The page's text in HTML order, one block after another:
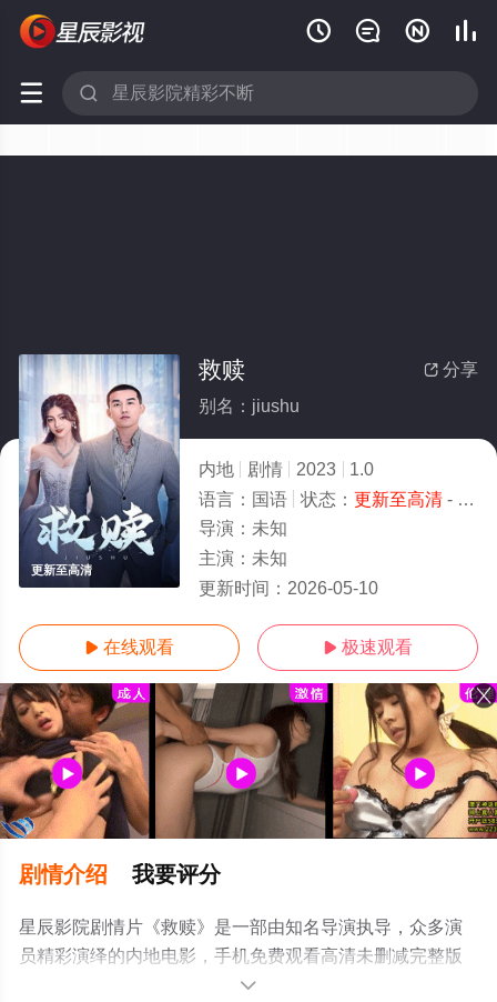
   
 
更新至高清
 分享
救赎
别名：jiushu
内地 剧情 2023
1.0
语言： 国语 状态： 更新至高清- 免费在线观看
导演： 未知
主演： 未知
更新时间： 2026-05-10
 在线观看  极速观看
剧情介绍 我要评分
星辰影院剧情片《救赎》是一部由知名导演执导，众多演
员精彩演绎的内地电影，手机免费观看高清未删减完整版
电影大全来上星辰影视就够了，更多相关信息可移步至豆
